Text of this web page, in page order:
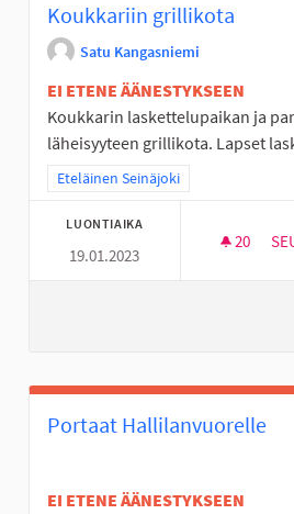
Koukkariin grillikota
Satu Kangasniemi
EI ETENE ÄÄNESTYKSEEN
Koukkarin laskettelupaikan ja
läheisyyteen grillikota. Lapset
Rajaa tulokset teeman mukaan:
Eteläinen Seinäjoki
LUONTIAIKA
19.01.2023
20 20
Portaat Hallilanvuorelle
EI ETENE ÄÄNESTYKSEEN